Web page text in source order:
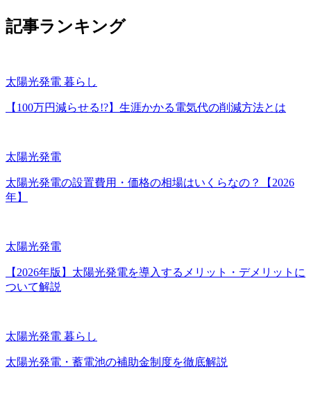
記事ランキング
太陽光発電 暮らし
【100万円減らせる!?】生涯かかる電気代の削減方法とは
太陽光発電
太陽光発電の設置費用・価格の相場はいくらなの？【2026
年】
太陽光発電
【2026年版】太陽光発電を導入するメリット・デメリットに
ついて解説
太陽光発電 暮らし
太陽光発電・蓄電池の補助金制度を徹底解説